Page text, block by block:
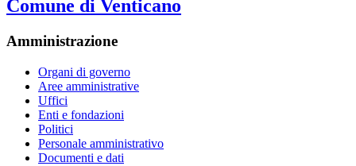
Comune di Venticano
Amministrazione
Organi di governo
Aree amministrative
Uffici
Enti e fondazioni
Politici
Personale amministrativo
Documenti e dati